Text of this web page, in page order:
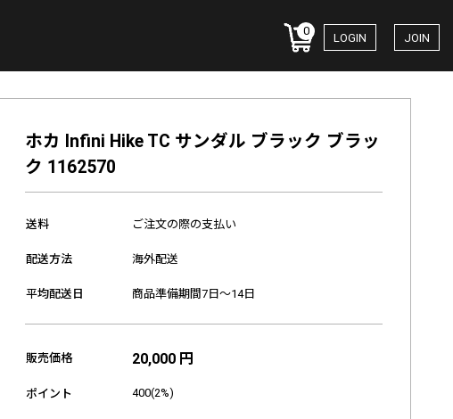
0
LOGIN JOIN
ホカ Infini Hike TC サンダル ブラック ブラッ
ク 1162570
送料 ご注文の際の支払い
配送方法 海外配送
平均配送日 商品準備期間7日～14日
販売価格 20,000 円
ポイント 400(2%)